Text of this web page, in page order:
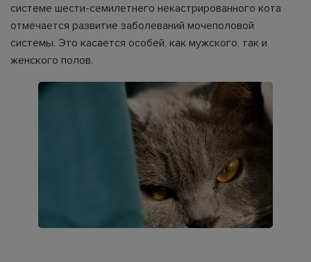
системе шести-семилетнего некастрированного кота
отмечается развитие заболеваний мочеполовой
системы. Это касается особей, как мужского, так и
женского полов.